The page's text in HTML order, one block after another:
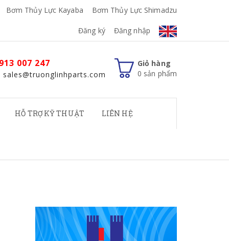
Bơm Thủy Lực Kayaba Bơm Thủy Lực Shimadzu
Đăng ký Đăng nhập
Giỏ hàng
0 sản phẩm
007 247
sales@truonglinhparts.com
HỖ TRỢ KỸ THUẬT LIÊN HỆ